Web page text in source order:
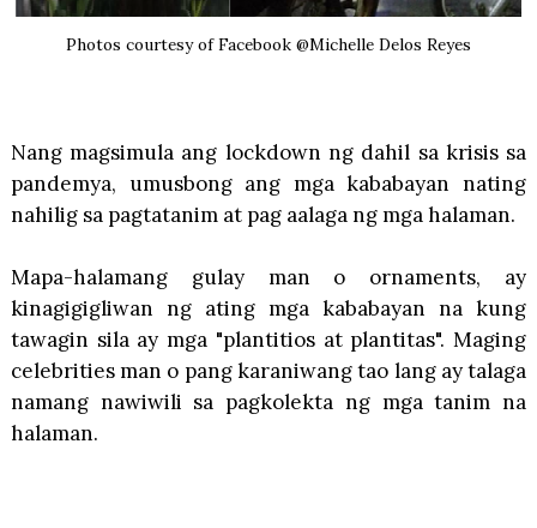
Photos courtesy of Facebook @Michelle Delos Reyes
Nang magsimula ang lockdown ng dahil sa krisis sa
pandemya, umusbong ang mga kababayan nating
nahilig sa pagtatanim at pag aalaga ng mga halaman.
Mapa-halamang gulay man o ornaments, ay
kinagigigliwan ng ating mga kababayan na kung
tawagin sila ay mga "plantitios at plantitas". Maging
celebrities man o pang karaniwang tao lang ay talaga
namang nawiwili sa pagkolekta ng mga tanim na
halaman.